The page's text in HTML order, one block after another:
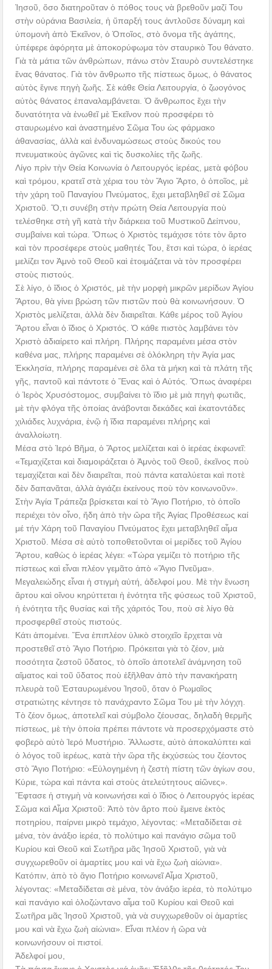
Ἰησοῦ, ὅσο διατηροῦταν ὁ πόθος τους νὰ βρεθοῦν μαζί Του
στὴν οὐράνια Βασιλεία, ἡ ὕπαρξή τους ἀντλοῦσε δύναμη καὶ
ὑπομονὴ ἀπὸ Ἐκεῖνον, ὁ Ὁποῖος, στὸ ὄνομα τῆς ἀγάπης,
ὑπέφερε ἀφόρητα μὲ ἀποκορύφωμα τὸν σταυρικὸ Του θάνατο.
Γιὰ τὰ μάτια τῶν ἀνθρώπων, πάνω στὸν Σταυρὸ συντελέστηκε
ἕνας θάνατος. Γιὰ τὸν ἄνθρωπο τῆς πίστεως ὅμως, ὁ θάνατος
αὐτὸς ἔγινε πηγὴ ζωῆς. Σὲ κάθε Θεία Λειτουργία, ὁ ζωογόνος
αὐτὸς θάνατος ἐπαναλαμβάνεται. Ὁ ἄνθρωπος ἔχει τὴν
δυνατότητα νὰ ἑνωθεῖ μὲ Ἐκεῖνον ποὺ προσφέρει τὸ
σταυρωμένο καὶ ἀναστημένο Σῶμα Του ὡς φάρμακο
ἀθανασίας, ἀλλὰ καὶ ἐνδυναμώσεως στοὺς δικούς του
πνευματικοὺς ἀγῶνες καὶ τὶς δυσκολίες τῆς ζωῆς.
Λίγο πρὶν τὴν Θεία Κοινωνία ὁ Λειτουργός ἱερέας, μετὰ φόβου
καὶ τρόμου, κρατεῖ στὰ χέρια του τὸν Ἅγιο Ἄρτο, ὁ ὁποῖος, μὲ
τὴν χάρη τοῦ Παναγίου Πνεύματος, ἔχει μεταβληθεῖ σὲ Σῶμα
Χριστοῦ. Ὅ,τι συνέβη στὴν πρώτη Θεία Λειτουργία ποὺ
τελέσθηκε στὴ γῆ κατὰ τὴν διάρκεια τοῦ Μυστικοῦ Δείπνου,
συμβαίνει καὶ τώρα. Ὅπως ὁ Χριστὸς τεμάχισε τότε τὸν ἄρτο
καὶ τὸν προσέφερε στοὺς μαθητές Του, ἔτσι καὶ τώρα, ὁ ἱερέας
μελίζει τον Ἀμνὸ τοῦ Θεοῦ καὶ ἑτοιμάζεται νὰ τὸν προσφέρει
στοὺς πιστούς.
Σὲ λίγο, ὁ ἴδιος ὁ Χριστός, μὲ τὴν μορφὴ μικρῶν μερίδων Ἁγίου
Ἄρτου, θὰ γίνει βρώση τῶν πιστῶν ποὺ θὰ κοινωνήσουν. Ὁ
Χριστὸς μελίζεται, ἀλλὰ δὲν διαιρεῖται. Κάθε μέρος τοῦ Ἁγίου
Ἄρτου εἶναι ὁ ἴδιος ὁ Χριστός. Ὁ κάθε πιστὸς λαμβάνει τὸν
Χριστὸ ἀδιαίρετο καὶ πλήρη. Πλήρης παραμένει μέσα στὸν
καθένα μας, πλήρης παραμένει σὲ ὁλόκληρη τὴν Ἁγία μας
Ἐκκλησία, πλήρης παραμένει σὲ ὅλα τὰ μήκη καὶ τὰ πλάτη τῆς
γῆς, παντοῦ καὶ πάντοτε ὁ Ἕνας καὶ ὁ Αὐτός. Ὅπως ἀναφέρει
ὁ Ἱερὸς Χρυσόστομος, συμβαίνει τὸ ἴδιο μὲ μιὰ πηγὴ φωτιᾶς,
μὲ τὴν φλόγα τῆς ὁποίας ἀνάβονται δεκάδες καὶ ἑκατοντάδες
χιλιάδες λυχνάρια, ἐνῷ ἡ ἴδια παραμένει πλήρης καὶ
ἀναλλοίωτη.
Μέσα στὸ Ἱερό Βῆμα, ὁ Ἄρτος μελίζεται καὶ ὁ ἱερέας ἐκφωνεῖ:
«Τεμαχίζεται καὶ διαμοιράζεται ὁ Ἀμνὸς τοῦ Θεοῦ, ἐκεῖνος ποὺ
τεμαχίζεται καὶ δὲν διαιρεῖται, ποὺ πάντα καταλύεται καὶ ποτὲ
δὲν δαπανᾶται, ἀλλὰ ἁγιάζει ἐκείνους ποὺ τὸν κοινωνοῦν».
Στὴν Ἁγία Τράπεζα βρίσκεται καί τὸ Ἅγιο Ποτήριο, τὸ ὁποῖο
περιέχει τὸν οἶνο, ἤδη ἀπὸ τὴν ὥρα τῆς Ἁγίας Προθέσεως καί
μέ τήν Χάρη τοῦ Παναγίου Πνεύματος ἔχει μεταβληθεῖ αἷμα
Χριστοῦ. Μέσα σὲ αὐτὸ τοποθετοῦνται οἱ μερίδες τοῦ Ἁγίου
Ἄρτου, καθὼς ὁ ἱερέας λέγει: «Τώρα γεμίζει τὸ ποτήριο τῆς
πίστεως καὶ εἶναι πλέον γεμᾶτο ἀπὸ «Ἅγιο Πνεῦμα».
Μεγαλειώδης εἶναι ἡ στιγμὴ αὐτή, ἀδελφοί μου. Μὲ τὴν ἕνωση
ἄρτου καὶ οἴνου κηρύττεται ἡ ἑνότητα τῆς φύσεως τοῦ Χριστοῦ,
ἡ ἑνότητα τῆς θυσίας καὶ τῆς χάριτός Του, ποὺ σὲ λίγο θὰ
προσφερθεῖ στοὺς πιστούς.
Κάτι ἀπομένει. Ἕνα ἐπιπλέον ὑλικὸ στοιχεῖο ἔρχεται νὰ
προστεθεῖ στὸ Ἅγιο Ποτήριο. Πρόκειται γιὰ τὸ ζέον, μιὰ
ποσότητα ζεστοῦ ὕδατος, τὸ ὁποῖο ἀποτελεῖ ἀνάμνηση τοῦ
αἵματος καὶ τοῦ ὕδατος ποὺ ἐξῆλθαν ἀπὸ τὴν πανακήρατη
πλευρὰ τοῦ Ἐσταυρωμένου Ἰησοῦ, ὅταν ὁ Ρωμαῖος
στρατιώτης κέντησε τὸ πανάχραντο Σῶμα Του μὲ τὴν λόγχη.
Τὸ ζέον ὅμως, ἀποτελεῖ καὶ σύμβολο ζέουσας, δηλαδὴ θερμῆς
πίστεως, μὲ τὴν ὁποία πρέπει πάντοτε νὰ προσερχόμαστε στὸ
φοβερὸ αὐτὸ Ἱερό Μυστήριο. Ἄλλωστε, αὐτὸ ἀποκαλύπτει καὶ
ὁ λόγος τοῦ ἱερέως, κατὰ τὴν ὥρα τῆς ἐκχύσεώς του ζέοντος
στὸ Ἅγιο Ποτήριο: «Εὐλογημένη ἡ ζεστὴ πίστη τῶν ἁγίων σου,
Κύριε, τώρα καὶ πάντα καὶ στοὺς ἀτελεύτητους αἰῶνες».
Ἔφτασε ἡ στιγμὴ νὰ κοινωνήσει καὶ ὁ ἴδιος ὁ Λειτουργός ἱερέας
Σῶμα καὶ Αἷμα Χριστοῦ: Ἀπὸ τὸν ἄρτο ποὺ ἔμεινε ἐκτὸς
ποτηρίου, παίρνει μικρὸ τεμάχιο, λέγοντας: «Μεταδίδεται σὲ
μένα, τὸν ἀνάξιο ἱερέα, τὸ πολύτιμο καὶ πανάγιο σῶμα τοῦ
Κυρίου καὶ Θεοῦ καὶ Σωτῆρα μᾶς Ἰησοῦ Χριστοῦ, γιὰ νὰ
συγχωρεθοῦν οἱ ἁμαρτίες μου καὶ νὰ ἔχω ζωὴ αἰώνια».
Κατόπιν, ἀπὸ τὸ ἅγιο Ποτήριο κοινωνεῖ Αἶμα Χριστοῦ,
λέγοντας: «Μεταδίδεται σὲ μένα, τὸν ἀνάξιο ἱερέα, τὸ πολύτιμο
καὶ πανάγιο καὶ ὁλοζώντανο αἷμα τοῦ Κυρίου καὶ Θεοῦ καὶ
Σωτῆρα μᾶς Ἰησοῦ Χριστοῦ, γιὰ νὰ συγχωρεθοῦν οἱ ἁμαρτίες
μου καὶ νὰ ἔχω ζωὴ αἰώνια». Εἶναι πλέον ἡ ὥρα νὰ
κοινωνήσουν οἱ πιστοί.
Ἀδελφοί μου,